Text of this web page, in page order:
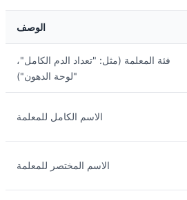
الوصف
فئة المعلمة (مثل: "تعداد الدم الكامل"،
"لوحة الدهون")
الاسم الكامل للمعلمة
الاسم المختصر للمعلمة